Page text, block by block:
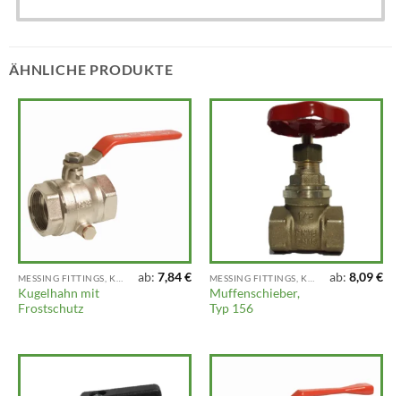
ÄHNLICHE PRODUKTE
Kugelhahn mit
Frostschutz
ab:7,84€
Muffenschieber,
Typ 156
ab:8,09€